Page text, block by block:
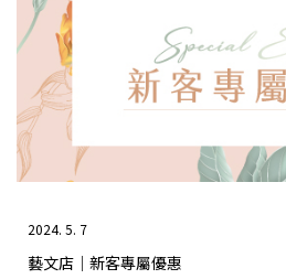
2024. 5. 7
藝文店｜新客專屬優惠